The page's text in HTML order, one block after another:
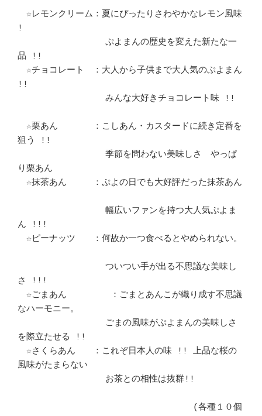
☆レモンクリーム：夏にぴったりさわやかなレモン風味
!
ぷよまんの歴史を変えた新たな一
品 !!
☆チョコレート　：大人から子供まで大人気のぷよまん
!!
みんな大好きチョコレート味 !!
☆栗あん　　　　：こしあん・カスタードに続き定番を
狙う !!
季節を問わない美味しさ　やっぱ
り栗あん
☆抹茶あん　　　：ぷよの日でも大好評だった抹茶あん
幅広いファンを持つ大人気ぷよま
ん !!!
☆ピーナッツ　　：何故か一つ食べるとやめられない。
ついつい手が出る不思議な美味し
さ !!!
☆ごまあん　	　：ごまとあんこが織り成す不思議
なハーモニー。
ごまの風味がぷよまんの美味しさ
を際立たせる !!
☆さくらあん　　：これぞ日本人の味 !! 上品な桜の
風味がたまらない
お茶との相性は抜群!!
(各種１０個